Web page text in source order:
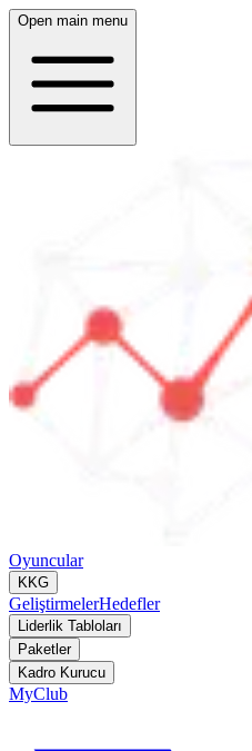
Open main menu
Oyuncular
KKG
GeliştirmelerHedefler
Liderlik Tabloları
Paketler
Kadro Kurucu
MyClub